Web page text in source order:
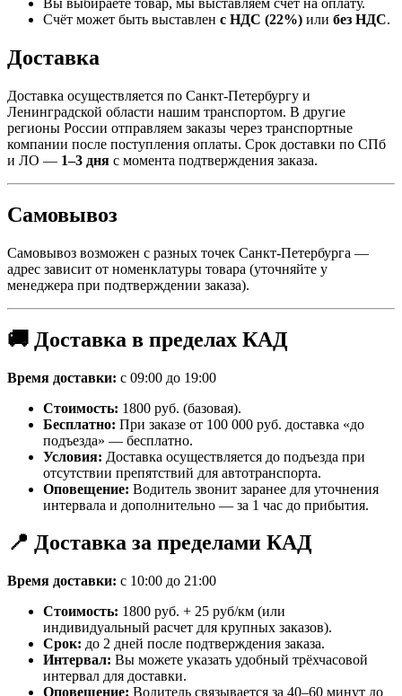
Вы выбираете товар, мы выставляем счёт на оплату.
Счёт может быть выставлен с НДС (22%) или без НДС.
Доставка
Доставка осуществляется по Санкт-Петербургу и
Ленинградской области нашим транспортом. В другие
регионы России отправляем заказы через транспортные
компании после поступления оплаты. Срок доставки по СПб
и ЛО — 1–3 дня с момента подтверждения заказа.
Самовывоз
Самовывоз возможен с разных точек Санкт-Петербурга —
адрес зависит от номенклатуры товара (уточняйте у
менеджера при подтверждении заказа).
🚚 Доставка в пределах КАД
Время доставки: с 09:00 до 19:00
Стоимость: 1800 руб. (базовая).
Бесплатно: При заказе от 100 000 руб. доставка «до
подъезда» — бесплатно.
Условия: Доставка осуществляется до подъезда при
отсутствии препятствий для автотранспорта.
Оповещение: Водитель звонит заранее для уточнения
интервала и дополнительно — за 1 час до прибытия.
📍 Доставка за пределами КАД
Время доставки: с 10:00 до 21:00
Стоимость: 1800 руб. + 25 руб/км (или
индивидуальный расчет для крупных заказов).
Срок: до 2 дней после подтверждения заказа.
Интервал: Вы можете указать удобный трёхчасовой
интервал для доставки.
Оповещение: Водитель связывается за 40–60 минут до